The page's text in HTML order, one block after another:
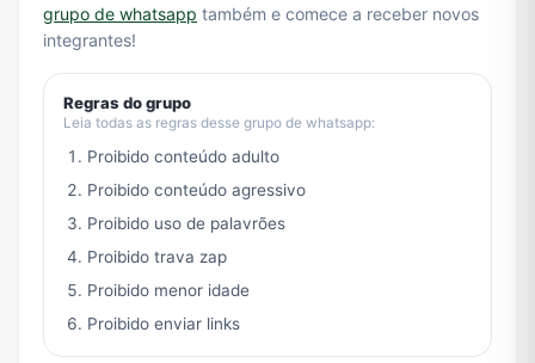
grupo de whatsapp também e comece a receber novos
integrantes!
Regras do grupo
Leia todas as regras desse grupo de whatsapp:
Proibido conteúdo adulto
Proibido conteúdo agressivo
Proibido uso de palavrões
Proibido trava zap
Proibido menor idade
Proibido enviar links